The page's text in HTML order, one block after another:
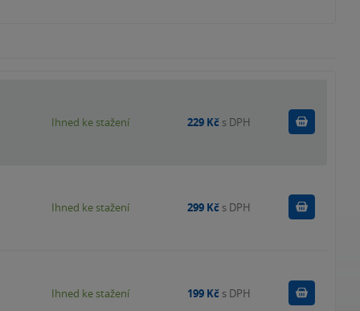
Ihned ke stažení 229 Kč s DPH Koupit
Ihned ke stažení 299 Kč s DPH Koupit
Ihned ke stažení 199 Kč s DPH Koupit